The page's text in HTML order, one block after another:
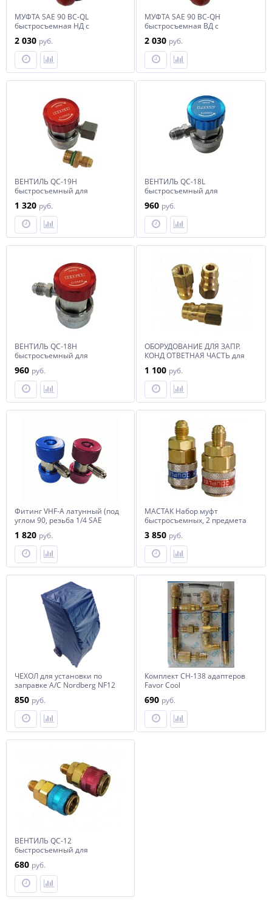
МУФТА SAE 90 BC-QL
быстросъемная НД с
2 030 руб.
МУФТА SAE 90 BC-QH
быстросъемная ВД с
2 030 руб.
ВЕНТИЛЬ QC-19H
быстросъемный для
углом 90, резьба 1/4 SAE
наружн.) высокое давления
1 320 руб.
ВЕНТИЛЬ QC-18L
быстросъемный для
углом 90, резьба 1/4 SAE
наружн.) низкого давления
960 руб.
ВЕНТИЛЬ QC-18H
быстросъемный для
углом 90, резьба 1/4 SAE
наружн.) высокого давления
960 руб.
ОБОРУДОВАНИЕ ДЛЯ ЗАПР.
КОНД ОТВЕТНАЯ ЧАСТЬ для
высокого давления
1 100 руб.
Фитинг VHF-A латунный (под
углом 90, резьба 1/4 SAE
1 820 руб.
МАСТАК Набор муфт
быстросъемных, 2 предмета
3 850 руб.
ЧЕХОЛ для установки по
заправке А/С Nordberg NF12
850 руб.
Комплект CH-138 адаптеров
Favor Cool
690 руб.
ВЕНТИЛЬ QC-12
быстросъемный для
(прямой, резьба 1/4 SAE
наружн. в компл. 2 шт)
680 руб.